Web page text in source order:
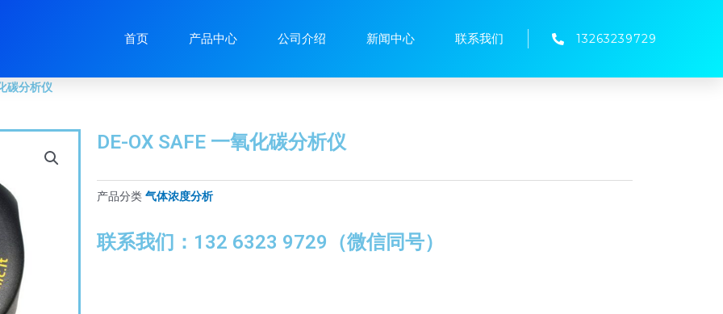
首页 产品中心 公司介绍 新闻中心 联系我们 13263239729
碳分析仪
DE-OX SAFE 一氧化碳分析仪
产品分类 气体浓度分析
联系我们：132 6323 9729（微信同号）